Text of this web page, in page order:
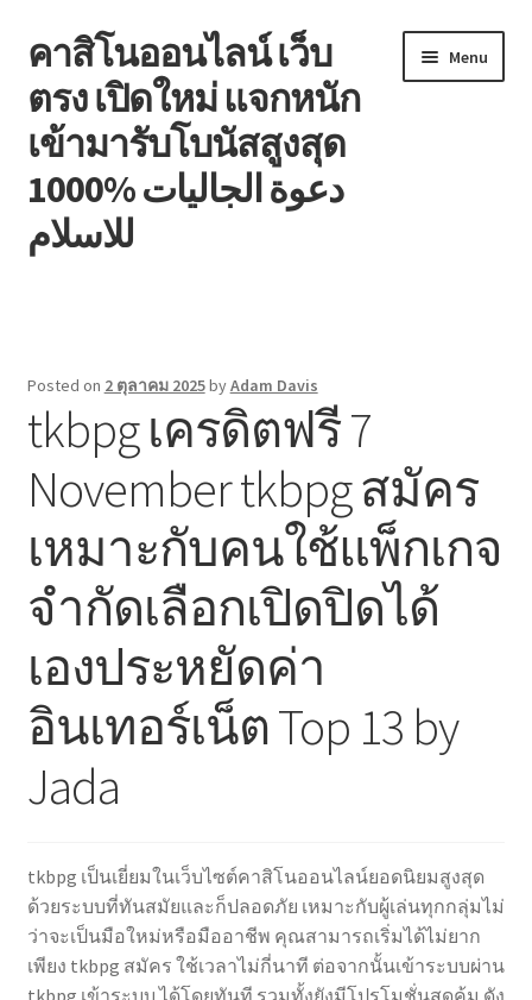
Skip
to
navigation
Skip
to
content
คาสิโนออนไลน์ เว็บ
ตรง เปิดใหม่ แจกหนัก
เข้ามารับโบนัสสูงสุด
1000% دعوة الجاليات
للاسلام
Menu
Contact
Welcome to the family!
Posted on 2 ตุลาคม 2025byAdam Davis
tkbpg เครดิตฟรี 7
November tkbpg สมัคร
เหมาะกับคนใช้แพ็กเกจ
จำกัดเลือกเปิดปิดได้
เองประหยัดค่า
อินเทอร์เน็ต Top 13 by
Jada
tkbpg เป็นเยี่ยมในเว็บไซต์คาสิโนออนไลน์ยอดนิยมสูงสุด
ด้วยระบบที่ทันสมัยและก็ปลอดภัย เหมาะกับผู้เล่นทุกกลุ่มไม่
ว่าจะเป็นมือใหม่หรือมืออาชีพ คุณสามารถเริ่มได้ไม่ยาก
เพียง tkbpg สมัคร ใช้เวลาไม่กี่นาที ต่อจากนั้นเข้าระบบผ่าน